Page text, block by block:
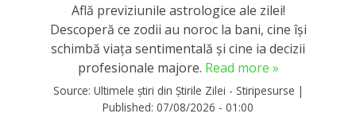
Află previziunile astrologice ale zilei!
Descoperă ce zodii au noroc la bani, cine își
schimbă viața sentimentală și cine ia decizii
profesionale majore. Read more »
Source: Ultimele știri din Știrile Zilei - Stiripesurse |
Published: 07/08/2026 - 01:00